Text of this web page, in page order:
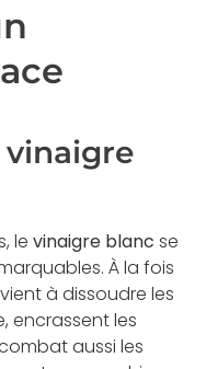
vinaigre
le vinaigre blanc se
À la fois
à dissoudre les
encrassent les
aussi les